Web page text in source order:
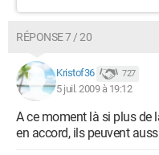
RÉPONSE 7 / 20
Kristof36 727
5 juil. 2009 à 19:12
A ce moment là si plus de
en accord, ils peuvent